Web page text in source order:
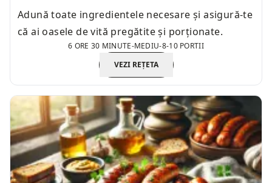
Adună toate ingredientele necesare și asigură-te
că ai oasele de vită pregătite și porționate.
6 ORE 30 MINUTE-MEDIU-8-10 PORTII
VEZI REȚETA